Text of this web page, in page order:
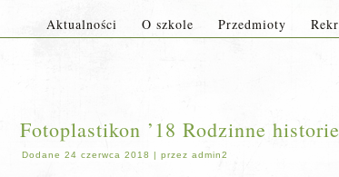
Aktualności O szkole Przedmioty
Fotoplastikon ’18 Rodzinne
Dodane 24 czerwca 2018 | przez admin2